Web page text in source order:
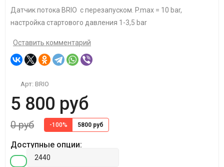
Датчик потока BRIO с перезапуском. P.max = 10 bar,
настройка стартового давления 1-3,5 bar
Оставить комментарий
Арт: BRIO
5 800 руб
0 руб -100% 5800 руб
Доступные опции: